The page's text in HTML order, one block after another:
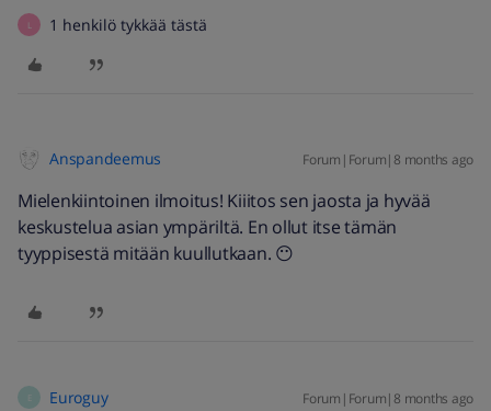
L 1 henkilö tykkää tästä
Anspandeemus Forum|Forum|8 months ago
Mielenkiintoinen ilmoitus! Kiiitos sen jaosta ja hyvää
keskustelua asian ympäriltä. En ollut itse tämän
tyyppisestä mitään kuullutkaan. 😶
Euroguy Forum|Forum|8 months ago